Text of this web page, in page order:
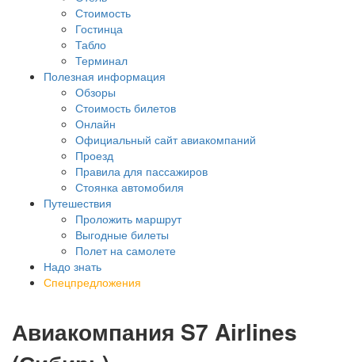
Стоимость
Гостинца
Табло
Терминал
Полезная информация
Обзоры
Стоимость билетов
Онлайн
Официальный сайт авиакомпаний
Проезд
Правила для пассажиров
Стоянка автомобиля
Путешествия
Проложить маршрут
Выгодные билеты
Полет на самолете
Надо знать
Спецпредложения
Авиакомпания S7 Airlines